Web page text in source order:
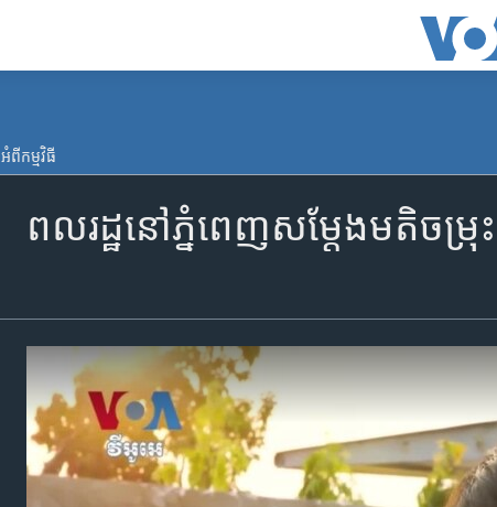
អំពី​កម្មវិធី​
ពលរដ្ឋ​​នៅ​ភ្នំពេញ​សម្តែង​មតិចម្